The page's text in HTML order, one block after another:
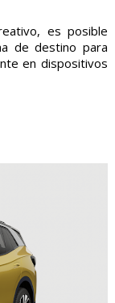
es posible
de destino para
en dispositivos